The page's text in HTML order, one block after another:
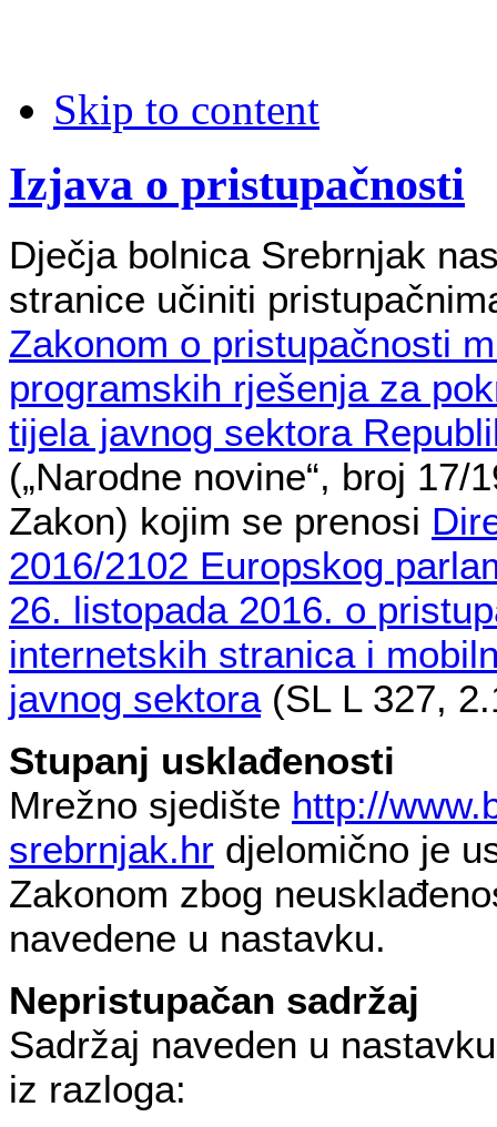
Skip to content
Izjava o pristupačnosti
Dječja bolnica Srebrnjak
stranice učiniti
Zakonom o pristupačnosti
programskih rješenja za
tijela javnog sektora
(„Narodne novine“, broj 17/
Zakon) kojim se prenosi
2016/2102 Europskog
26. listopada 2016. o
internetskih stranica i
javnog sektora (SL L 327,
Stupanj usklađenosti
Mrežno sjedište http://
srebrnjak.hr djelomično je
Zakonom zbog
navedene u nastavku.
Nepristupačan sadržaj
Sadržaj naveden u
iz razloga: